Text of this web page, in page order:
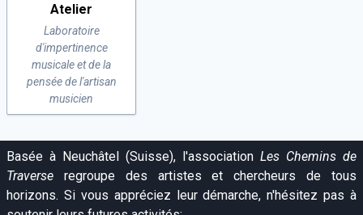
Atelier
Laboratoire
d'impertinence
musicale et de la
pensée de l'artisan
musicien
Basée à Neuchâtel (Suisse), l'association Les Chemins de
Traverse regroupe des artistes et chercheurs de tous
horizons. Si vous appréciez leur démarche, n'hésitez pas à